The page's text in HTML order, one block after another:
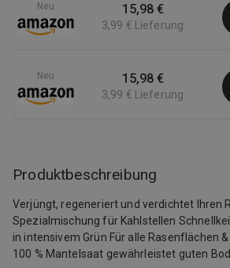
Neu 15,98 €
3,99 € Lieferung
Neu 15,98 €
3,99 € Lieferung
Produktbeschreibung
Verjüngt, regeneriert und verdichtet Ihren
Spezialmischung für Kahlstellen
in intensivem Grün Für alle Rasenflächen
100 % Mantelsaat gewährleistet guten